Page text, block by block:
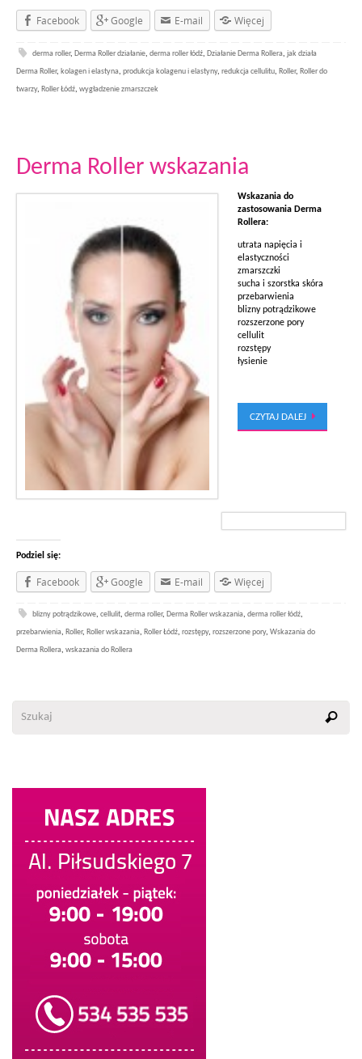
Facebook Google E-mail Więcej
derma roller, Derma Roller działanie,derma roller łódź, Działanie Derma Rollera,jak działa
Derma Roller, kolagen i elastyna, produkcja kolagenu i elastyny, redukcja cellulitu, Roller, Roller do
twarzy, Roller Łódź, wygładzenie zmarszczek
Derma Roller wskazania
Wskazania do
zastosowania Derma
Rollera:
utrata napięcia i
elastyczności
zmarszczki
sucha i szorstka skóra
przebarwienia
blizny potrądzikowe
rozszerzone pory
cellulit
rozstępy
łysienie
CZYTAJ DALEJ
Podziel się:
Facebook Google E-mail Więcej
blizny potrądzikowe,cellulit,derma roller,Derma Roller wskazania,derma roller łódź,
przebarwienia, Roller, Roller wskazania, Roller Łódź, rozstępy, rozszerzone pory, Wskazania do
Derma Rollera, wskazania do Rollera